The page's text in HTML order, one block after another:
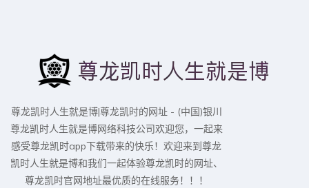
尊龙凯时人生就是博|尊龙凯时的网址 - (中国)银川
尊龙凯时人生就是博网络科技公司欢迎您，一起来
感受尊龙凯时app下载带来的快乐！欢迎来到尊龙
凯时人生就是博和我们一起体验尊龙凯时的网址、
尊龙凯时官网地址最优质的在线服务！！！